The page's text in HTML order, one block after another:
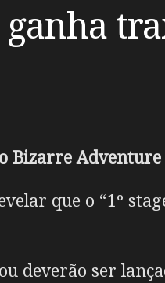
ganha
Bizarre Adventure
que o “1º
deverão ser